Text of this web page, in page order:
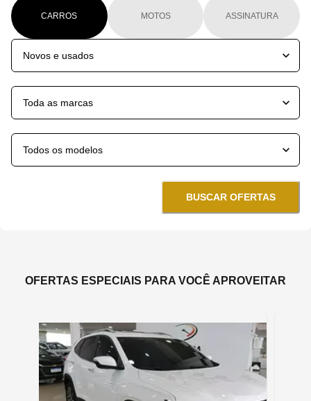
CARROS MOTOS ASSINATURA
BUSCAR OFERTAS
OFERTAS ESPECIAIS PARA VOCÊ APROVEITAR